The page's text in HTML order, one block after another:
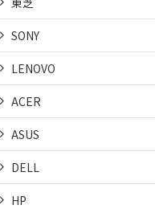
SONY
LENOVO
ACER
ASUS
DELL
HP